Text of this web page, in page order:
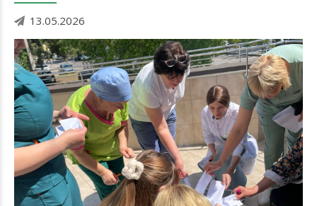
13.05.2026